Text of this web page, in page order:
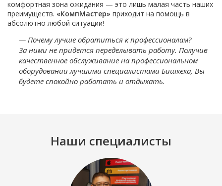
комфортная зона ожидания — это лишь малая часть наших
преимуществ. «КомпМастер» приходит на помощь в
абсолютно любой ситуации!
— Почему лучше обратиться к профессионалам?
За ними не придется переделывать работу. Получив
качественное обслуживание на профессиональном
оборудовании лучшими специалистами Бишкека, Вы
будете спокойно работать и отдыхать.
Наши специалисты